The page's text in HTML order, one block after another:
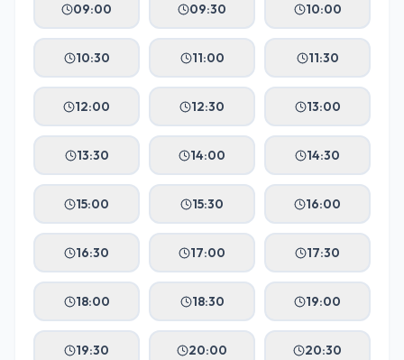
09:00 09:30 10:00
10:30 11:00 11:30
12:00 12:30 13:00
13:30 14:00 14:30
15:00 15:30 16:00
16:30 17:00 17:30
18:00 18:30 19:00
19:30 20:00 20:30